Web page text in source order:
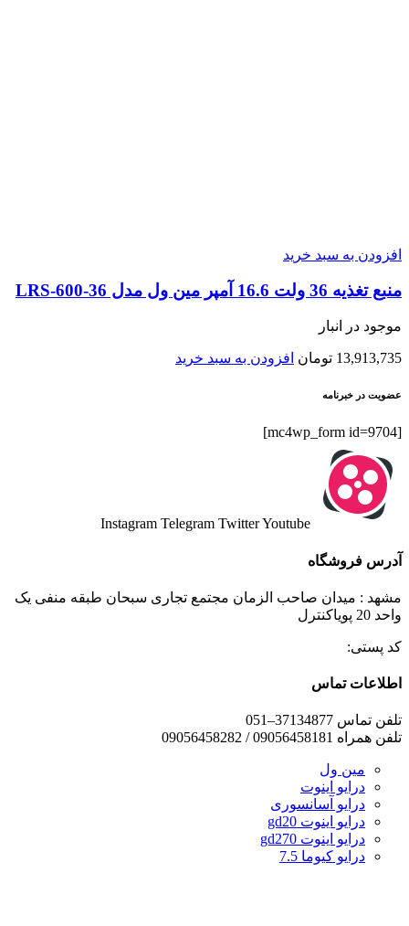
افزودن به سبد خرید
منبع تغذیه 36 ولت 16.6 آمپر مین ول مدل LRS-600-36
موجود در انبار
13,913,735 تومان افزودن به سبد خرید
عضویت در خبرنامه
[mc4wp_form id=9704]
Instagram Telegram TwitterYoutube
آدرس فروشگاه
مشهد : میدان صاحب الزمان مجتمع تجاری سبحان طبقه منفی یک
واحد 20 پویاکنترل
کد پستی:
اطلاعات تماس
تلفن تماس 37134877–051
تلفن همراه 09056458181 / 09056458282
مین ول
درایو اینوت
درایو آسانسوری
درایو اینوت gd20
درایو اینوت gd270
درایو کیوما 7.5